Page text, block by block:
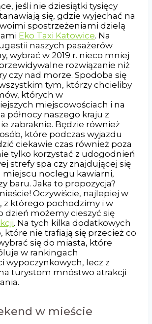
jeśli nie dziesiątki tysięcy
się, gdzie wyjechać na
spostrzeżeniami dzielą
Eko Taxi Katowice. Na
naszych pasażerów
wybrać w 2019 r. nieco mniej
rozwiązanie niż
czy nad morze. Spodoba się
tym, którzy chcieliby
których w
miejscowościach i na
północy naszego kraju z
zabraknie. Będzie również
które podczas wyjazdu
ciekawie czas również poza
tylko korzystać z udogodnień
strefy spa czy znajdującej się
miejscu noclegu kawiarni,
baru. Jaka to propozycja?
Oczywiście, najlepiej w
z którego pochodzimy i w
dzień możemy cieszyć się
. Na tych kilka dodatkowych
które nie trafiają się przecież co
się do miasta, które
w rankingach
wypoczynkowych, lecz z
turystom mnóstwo atrakcji
w mieście